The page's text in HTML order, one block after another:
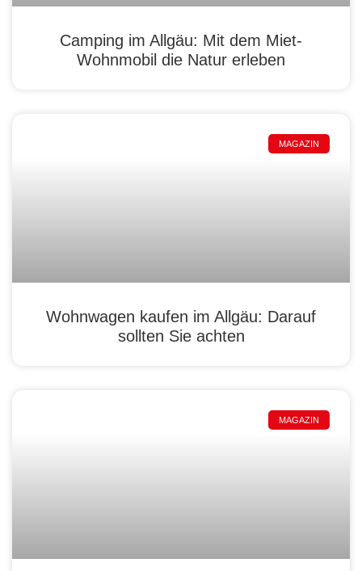
Camping im Allgäu: Mit dem Miet-
Wohnmobil die Natur erleben
MAGAZIN
Wohnwagen kaufen im Allgäu: Darauf
sollten Sie achten
MAGAZIN